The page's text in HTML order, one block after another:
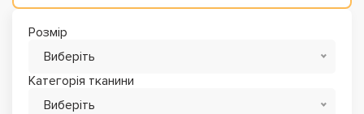
Розмір
Виберіть
Категорія тканини
Виберіть